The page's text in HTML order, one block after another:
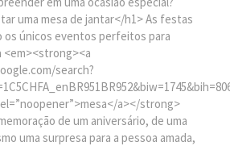
uma mesa de jantar</h1> As festas
os únicos eventos perfeitos para
<em><strong><a
search?
a></strong>
de um aniversário, de uma
uma surpresa para a pessoa amada,